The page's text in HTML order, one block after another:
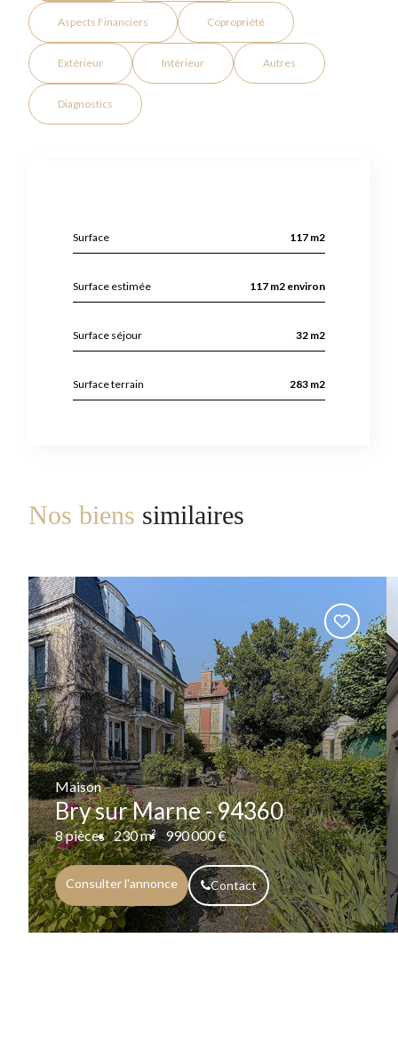
Aspects Financiers Copropriété
Extérieur Intérieur Autres
Diagnostics
Surface 117 m2
Surface estimée 117 m2 environ
Surface séjour 32 m2
Surface terrain 283 m2
Nos biens similaires
Maison
Bry sur Marne - 94360
8 pièces 230 m² 990 000 €
Consulter l'annonce Contact